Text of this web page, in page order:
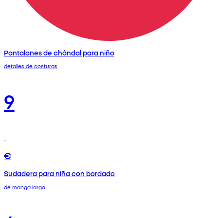
Pantalones de chándal para niño
detalles de costuras
9
€
Sudadera para niña con bordado
de manga larga